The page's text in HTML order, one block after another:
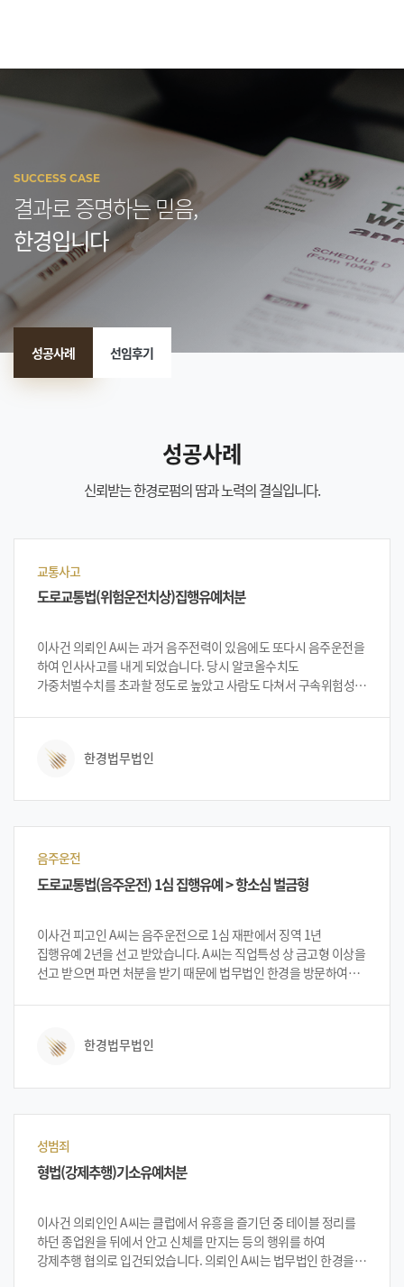
SUCCESS CASE
결과로 증명하는 믿음,
한경입니다
성공사례 선임후기
성공사례
신뢰받는 한경로펌의 땀과 노력의 결실입니다.
교통사고
도로교통법(위험운전치상)집행유예처분
이사건 의뢰인 A씨는 과거 음주전력이 있음에도 또다시 음주운전을
하여 인사사고를 내게 되었습니다. 당시 알코올수치도
가중처벌수치를 초과할 정도로 높았고 사람도 다쳐서 구속위험성이
수 있는지 상담을 하였습니다. 한경 변호인단은 집행유예
되었습니다.한경법무법인
음주운전
도로교통법(음주운전) 1심 집행유예 > 항소심 벌금형
이사건 피고인 A씨는 음주운전으로 1심 재판에서 징역 1년
집행유예 2년을 선고 받았습니다. A씨는 직업특성 상 금고형 이상을
선고 받으면 파면 처분을 받기 때문에 법무법인 한경을 방문하여
진행한 법무법인 한경 변호인단은 1심 판결에 대하여 양형부당을
이에 의뢰인은 한경에 사건을 의뢰하게 되었습니다.
한경법무법인
성범죄
형법(강제추행)기소유예처분
이사건 의뢰인인 A씨는 클럽에서 유흥을 즐기던 중 테이블 정리를
하던 종업원을 뒤에서 안고 신체를 만지는 등의 행위를 하여
강제추행 협의로 입건되었습니다. 의뢰인 A씨는 법무법인 한경을